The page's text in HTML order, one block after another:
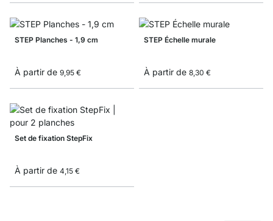
STEP Planches - 1,9 cm
À partir de 9,95 €
STEP Échelle murale
À partir de 8,30 €
Set de fixation StepFix
À partir de 4,15 €